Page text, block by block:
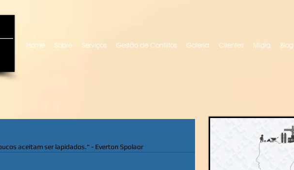
Home Sobre Serviços Gestão de Conflitos Galeria Clientes Mídia Blog
aceitam ser lapidados." - Everton Spolaor